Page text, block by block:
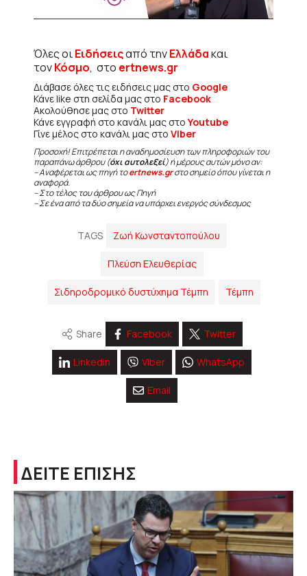
Όλες οιΕιδήσειςαπό τηνΕλλάδακαι
τονΚόσμο, στο ertnews.gr
Διάβασε όλες τις ειδήσεις μας στο Google
Κάνε like στη σελίδα μας στο Facebook
Ακολούθησε μας στο Twitter
Κάνε εγγραφή στο κανάλι μας στοYoutube
Γίνε μέλος στο κανάλι μας στο Viber
Προσοχή! Επιτρέπεται η αναδημοσίευση των πληροφοριών του
παραπάνω άρθρου (όχι αυτολεξεί) ή μέρους αυτών μόνο αν:
– Αναφέρεται ως πηγή τοertnews.grστο σημείο όπου γίνεται η
αναφορά.
– Στο τέλος του άρθρου ως Πηγή
– Σε ένα από τα δύο σημεία να υπάρχει ενεργός σύνδεσμος
TAGS Ζωή Κωνσταντοπούλου
Πλεύση Ελευθερίας
Σιδηροδρομικό δυστύχημα Τέμπη Τέμπη
Share Facebook Twitter
Linkedin Viber WhatsApp
Email
ΔΕΙΤΕ ΕΠΙΣΗΣ